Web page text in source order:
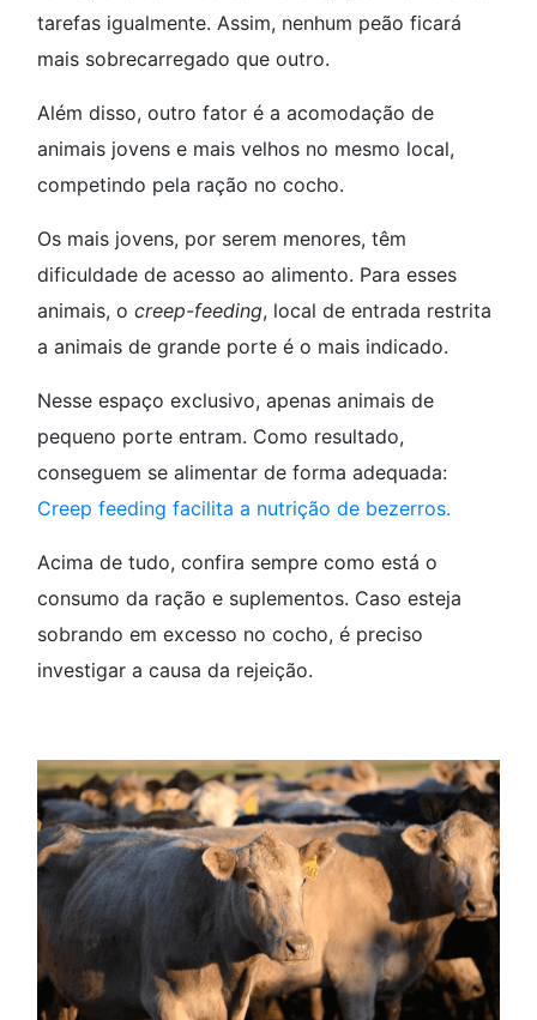
tarefas igualmente. Assim, nenhum peão ficará
mais sobrecarregado que outro.
Além disso, outro fator é a acomodação de
animais jovens e mais velhos no mesmo local,
competindo pela ração no cocho.
Os mais jovens, por serem menores, têm
dificuldade de acesso ao alimento. Para esses
animais, o creep-feeding, local de entrada restrita
a animais de grande porte é o mais indicado.
Nesse espaço exclusivo, apenas animais de
pequeno porte entram. Como resultado,
conseguem se alimentar de forma adequada:
Creep feeding facilita a nutrição de bezerros.
Acima de tudo, confira sempre como está o
consumo da ração e suplementos. Caso esteja
sobrando em excesso no cocho, é preciso
investigar a causa da rejeição.